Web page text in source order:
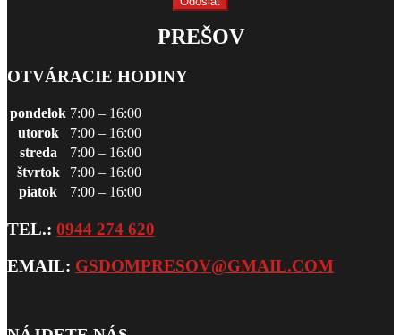
PREŠOV
OTVÁRACIE HODINY
pondelok 7:00 – 16:00
utorok
7:00 – 16:00
streda
7:00 – 16:00
štvrtok
7:00 – 16:00
piatok
7:00 – 16:00
TEL.: 0944 274 620
EMAIL: GSDOMPRESOV@GMAIL.COM